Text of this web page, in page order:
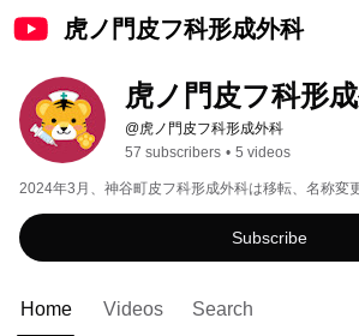
虎ノ門皮フ科形成外科
虎ノ門皮フ科形
@虎ノ門皮フ科形成外科
57 subscribers • 5 videos
2024年3月、神谷町皮フ科形成外科は移転、名称変
Subscribe
Home Videos Search